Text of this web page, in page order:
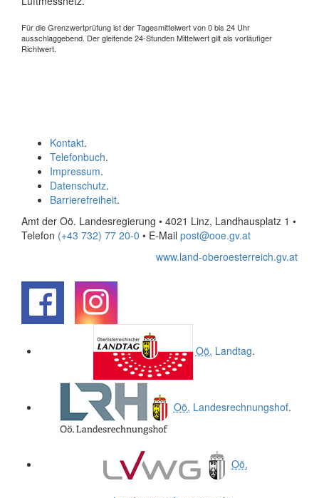
Für die Grenzwertprüfung ist der Tagesmittelwert von 0 bis 24 Uhr
ausschlaggebend. Der gleitende 24-Stunden Mittelwert gilt als vorläufiger
Richtwert.
Kontakt.
Telefonbuch.
Impressum.
Datenschutz.
Barrierefreiheit.
Amt der Oö. Landesregierung • 4021 Linz, Landhausplatz 1 •
Telefon (+43 732) 77 20-0 • E-Mail post@ooe.gv.at
www.land-oberoesterreich.gv.at
Oö. Landtag.
Oö. Landesrechnungshof.
Oö.